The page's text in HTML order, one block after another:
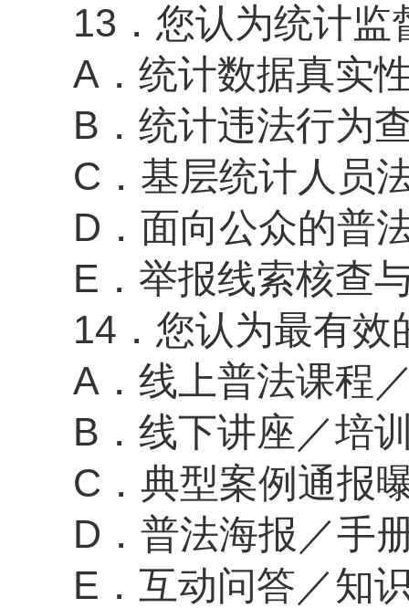
13．您认为统计
A．统计数据真实
B．统计违法行为
C．基层统计人员
D．面向公众的普
E．举报线索核查
14．您认为最有
A．线上普法课程
B．线下讲座／培
C．典型案例通报
D．普法海报／手
E．互动问答／知